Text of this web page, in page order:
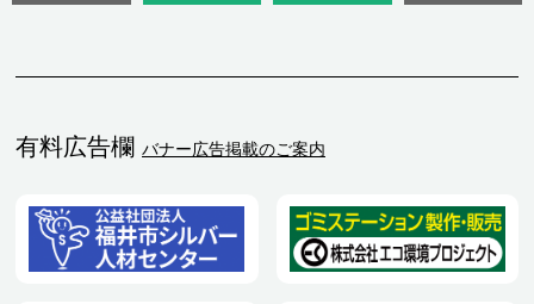
有料広告欄 バナー広告掲載のご案内